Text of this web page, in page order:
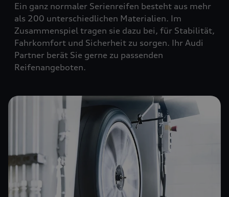
Ein ganz normaler Serienreifen besteht aus mehr
als 200 unterschiedlichen Materialien. Im
Zusammenspiel tragen sie dazu bei, für Stabilität,
Fahrkomfort und Sicherheit zu sorgen. Ihr Audi
Partner berät Sie gerne zu passenden
Reifenangeboten.